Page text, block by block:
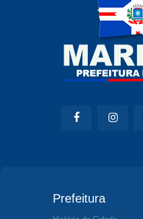
Prefeitura